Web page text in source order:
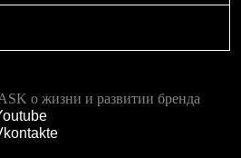
о жизни и развитии бренда